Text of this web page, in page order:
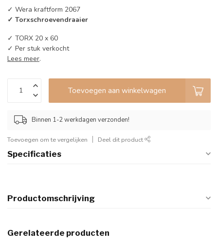
✓ Wera kraftform 2067
✓ Torxschroevendraaier
✓ TORX 20 x 60
✓ Per stuk verkocht
Lees meer.
Toevoegen aan winkelwagen
Binnen 1-2 werkdagen verzonden!
Toevoegen om te vergelijken Deel dit product
Specificaties
Productomschrijving
Gerelateerde producten